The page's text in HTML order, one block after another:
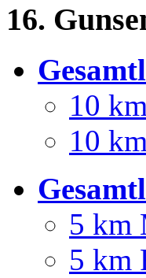
16.
10
10
5 km
5 km